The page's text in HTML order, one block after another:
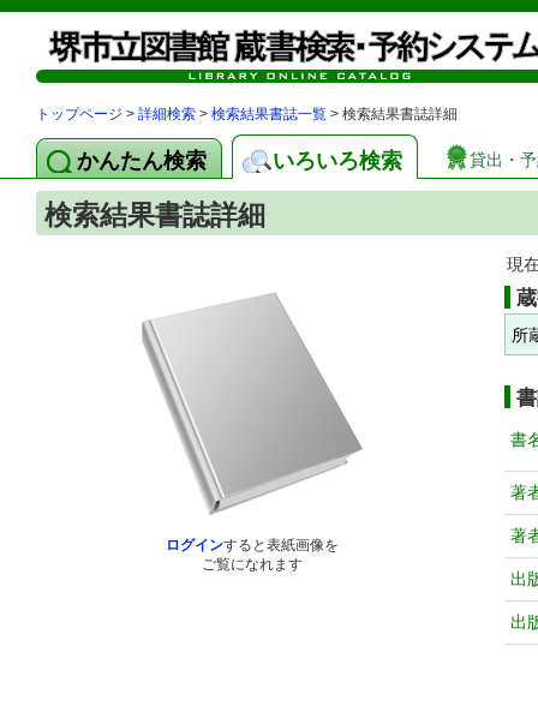
トップページ > 詳細検索 > 検索結果書誌一覧 > 検索結果書誌詳細
かんたん検索 いろいろ検索 貸出・
検索結果書誌詳細
ログインすると表紙画像を
ご覧になれます
現
所
書
著
著
出
出